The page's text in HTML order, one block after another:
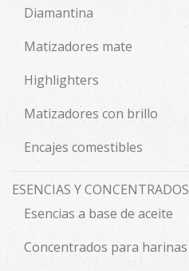
Diamantina
Matizadores mate
Highlighters
Matizadores con brillo
Encajes comestibles
ESENCIAS Y CONCENTRADOS
Esencias a base de aceite
Concentrados para harinas